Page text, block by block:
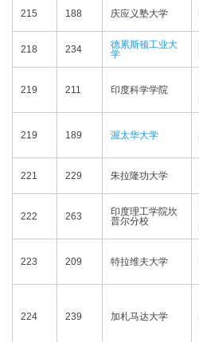
215 188 庆应义塾大学
218 234
德累斯顿工业大
学
219 211 印度科学学院
219 189 渥太华大学
221 229 朱拉隆功大学
222 263
印度理工学院坎
普尔分校
223 209 特拉维夫大学
224 239 加札马达大学